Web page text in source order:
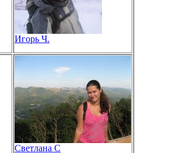
Игорь Ч.
Светлана С